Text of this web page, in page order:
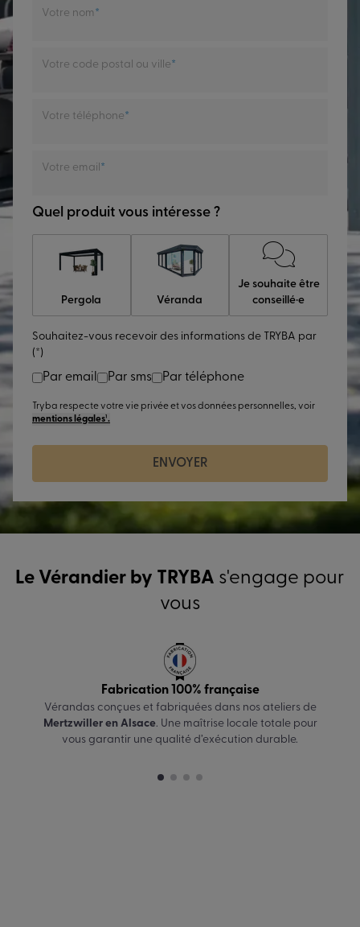
Votre nom
Votre code postal ou ville
Votre téléphone
Votre email
Quel produit vous intéresse ?
Pergola Véranda
Je souhaite être
conseillé·e
Souhaitez-vous recevoir des informations de TRYBA par
(*)
Par email Par sms Par téléphone
Tryba respecte votre vie privée et vos données personnelles, voir
mentions légales¹.
ENVOYER
Le Vérandier by TRYBA s'engage pour
vous
Fabrication 100% française
Vérandas conçues et fabriquées dans nos ateliers de
Mertzwiller en Alsace. Une maîtrise locale totale pour
vous garantir une qualité d’exécution durable.